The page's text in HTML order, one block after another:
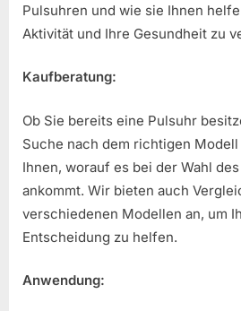
Pulsuhren und wie sie Ihnen
Aktivität und Ihre Gesundheit zu
Kaufberatung:
Ob Sie bereits eine Pulsuhr
Suche nach dem richtigen
Ihnen, worauf es bei der Wahl
ankommt. Wir bieten auch
verschiedenen Modellen an, um
Entscheidung zu helfen.
Anwendung: